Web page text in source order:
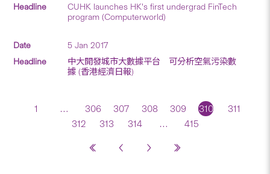
CUHK launches HK’s first undergrad FinTech
program (Computerworld)
5 Jan 2017
中大開發城市大數據平台 可分析空氣污染數
據 (香港經濟日報)
1 … 306 307 308 309 310
311
312
313 314 … 415